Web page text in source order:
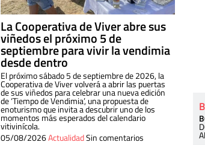
La Cooperativa de Viver abre sus
viñedos el próximo 5 de
septiembre para vivir la vendimia
desde dentro
El próximo sábado 5 de septiembre de 2026, la
Cooperativa de Viver volverá a abrir las puertas
de sus viñedos para celebrar una nueva edición
de ‘Tiempo de Vendimia’, una propuesta de
enoturismo que invita a descubrir uno de los
momentos más esperados del calendario
vitivinícola.
05/08/2026ActualidadSin comentarios